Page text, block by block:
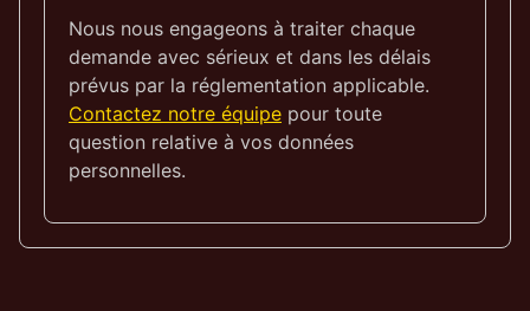
Nous nous engageons à traiter chaque
demande avec sérieux et dans les délais
prévus par la réglementation applicable.
Contactez notre équipe pour toute
question relative à vos données
personnelles.